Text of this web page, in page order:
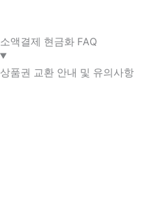
소액결제 현금화 FAQ​
상품권 교환 안내 및 유의사항